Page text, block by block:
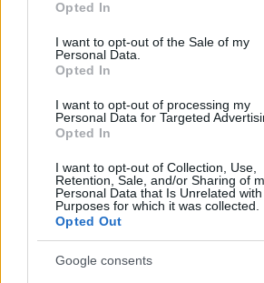
use your data for below specified
consent section.
Opted In
I want to opt-out of the Sale of my
Personal Data.
Opted In
I want to opt-out of processing my
Personal Data for Targeted
Opted In
I want to opt-out of Collection, Use,
Retention, Sale, and/or Sharing of
Personal Data that Is Unrelated
Purposes for which it was collected.
Opted Out
Google consents
ECDM Expo SE
μεγαλύτερη
κλάδου στη ΝΑ